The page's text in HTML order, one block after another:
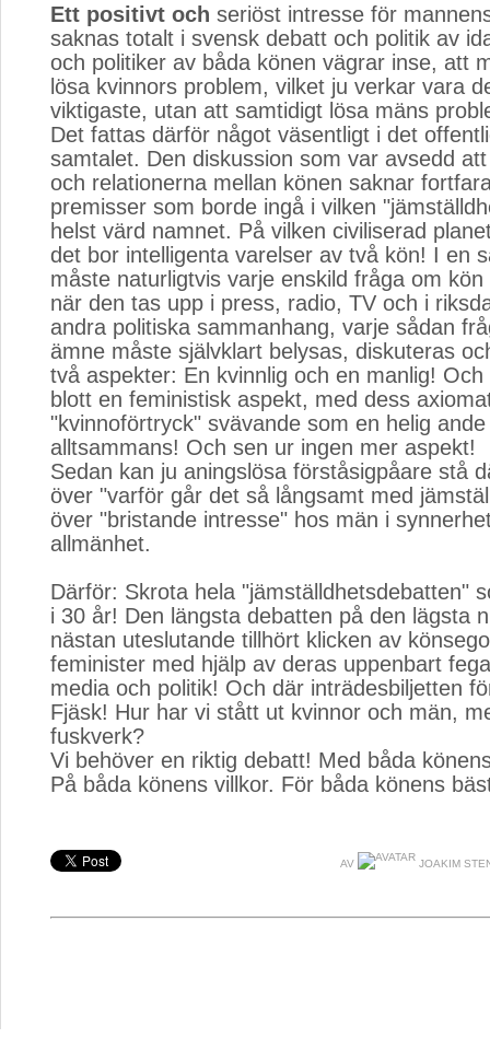
Ett positivt och seriöst intresse för
saknas totalt i svensk debatt och politik av
och politiker av båda könen vägrar inse, att
lösa kvinnors problem, vilket ju verkar vara
viktigaste, utan att samtidigt lösa mäns
Det fattas därför något väsentligt i det
samtalet. Den diskussion som var avsedd
och relationerna mellan könen saknar
premisser som borde ingå i vilken
helst värd namnet. På vilken civiliserad
det bor intelligenta varelser av två kön! I en
måste naturligtvis varje enskild fråga om
när den tas upp i press, radio, TV och i
andra politiska sammanhang, varje sådan
ämne måste självklart belysas, diskuteras
två aspekter: En kvinnlig och en manlig!
blott en feministisk aspekt, med dess
"kvinnoförtryck" svävande som en helig
alltsammans! Och sen ur ingen mer aspekt!
Sedan kan ju aningslösa förståsigpåare stå
över "varför går det så långsamt med
över "bristande intresse" hos män i
allmänhet.
Därför: Skrota hela "jämställdhetsdebatten"
i 30 år! Den längsta debatten på den lägsta
nästan uteslutande tillhört klicken av
feminister med hjälp av deras uppenbart
media och politik! Och där inträdesbiljetten
Fjäsk! Hur har vi stått ut kvinnor och män,
fuskverk?
Vi behöver en riktig debatt! Med båda
På båda könens villkor. För båda könens
AV JOAKIM